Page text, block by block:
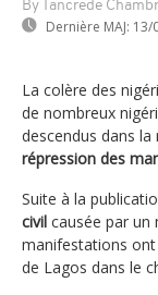
By Tancrede
Dernière MAJ: 13/
La colère des
de nombreux
descendus dans
répression des
Suite à la
civil causée par un
manifestations
de Lagos dans le